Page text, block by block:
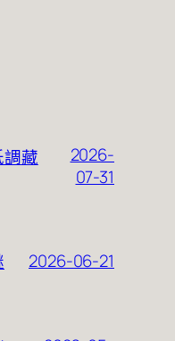
藏
2026-
07-31
2026-06-21